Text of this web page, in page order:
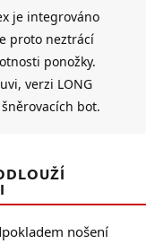
je integrováno
proto neztrácí
ponožky.
verzi LONG
bot.
nošení